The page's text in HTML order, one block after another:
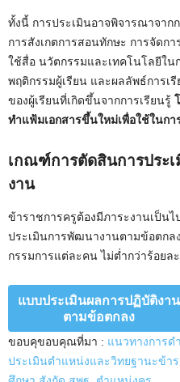
ทั้งนี้ การประเมินอาจพิจารณาจาก
การสังเกตการสอนทักษะ การจัดก
ใช้สื่อ นวัตกรรมและเทคโนโลยีใน
พฤติกรรมผู้เรียน และผลลัพธ์การเ
ของผู้เรียนที่เกิดขึ้นจากการเรียนรู้
ทำแฟ้มเอกสารขึ้นใหม่เพื่อใช้ในกา
เกณฑ์การตัดสินการประ
งาน
ข้าราชการครูต้องมีภาระงานเป็น
ประเมินการพัฒนางานตามข้อตก
กรรมการแต่ละคน ไม่ต่ำกว่าร้อยล
แบบประเมินผลการปฏิบัติงาน
ตามข้อตกลง
ขอบคุขอบคุณที่มา : แนวทางการด
ประเมินตำแหน่งและวิทยฐานะข้า